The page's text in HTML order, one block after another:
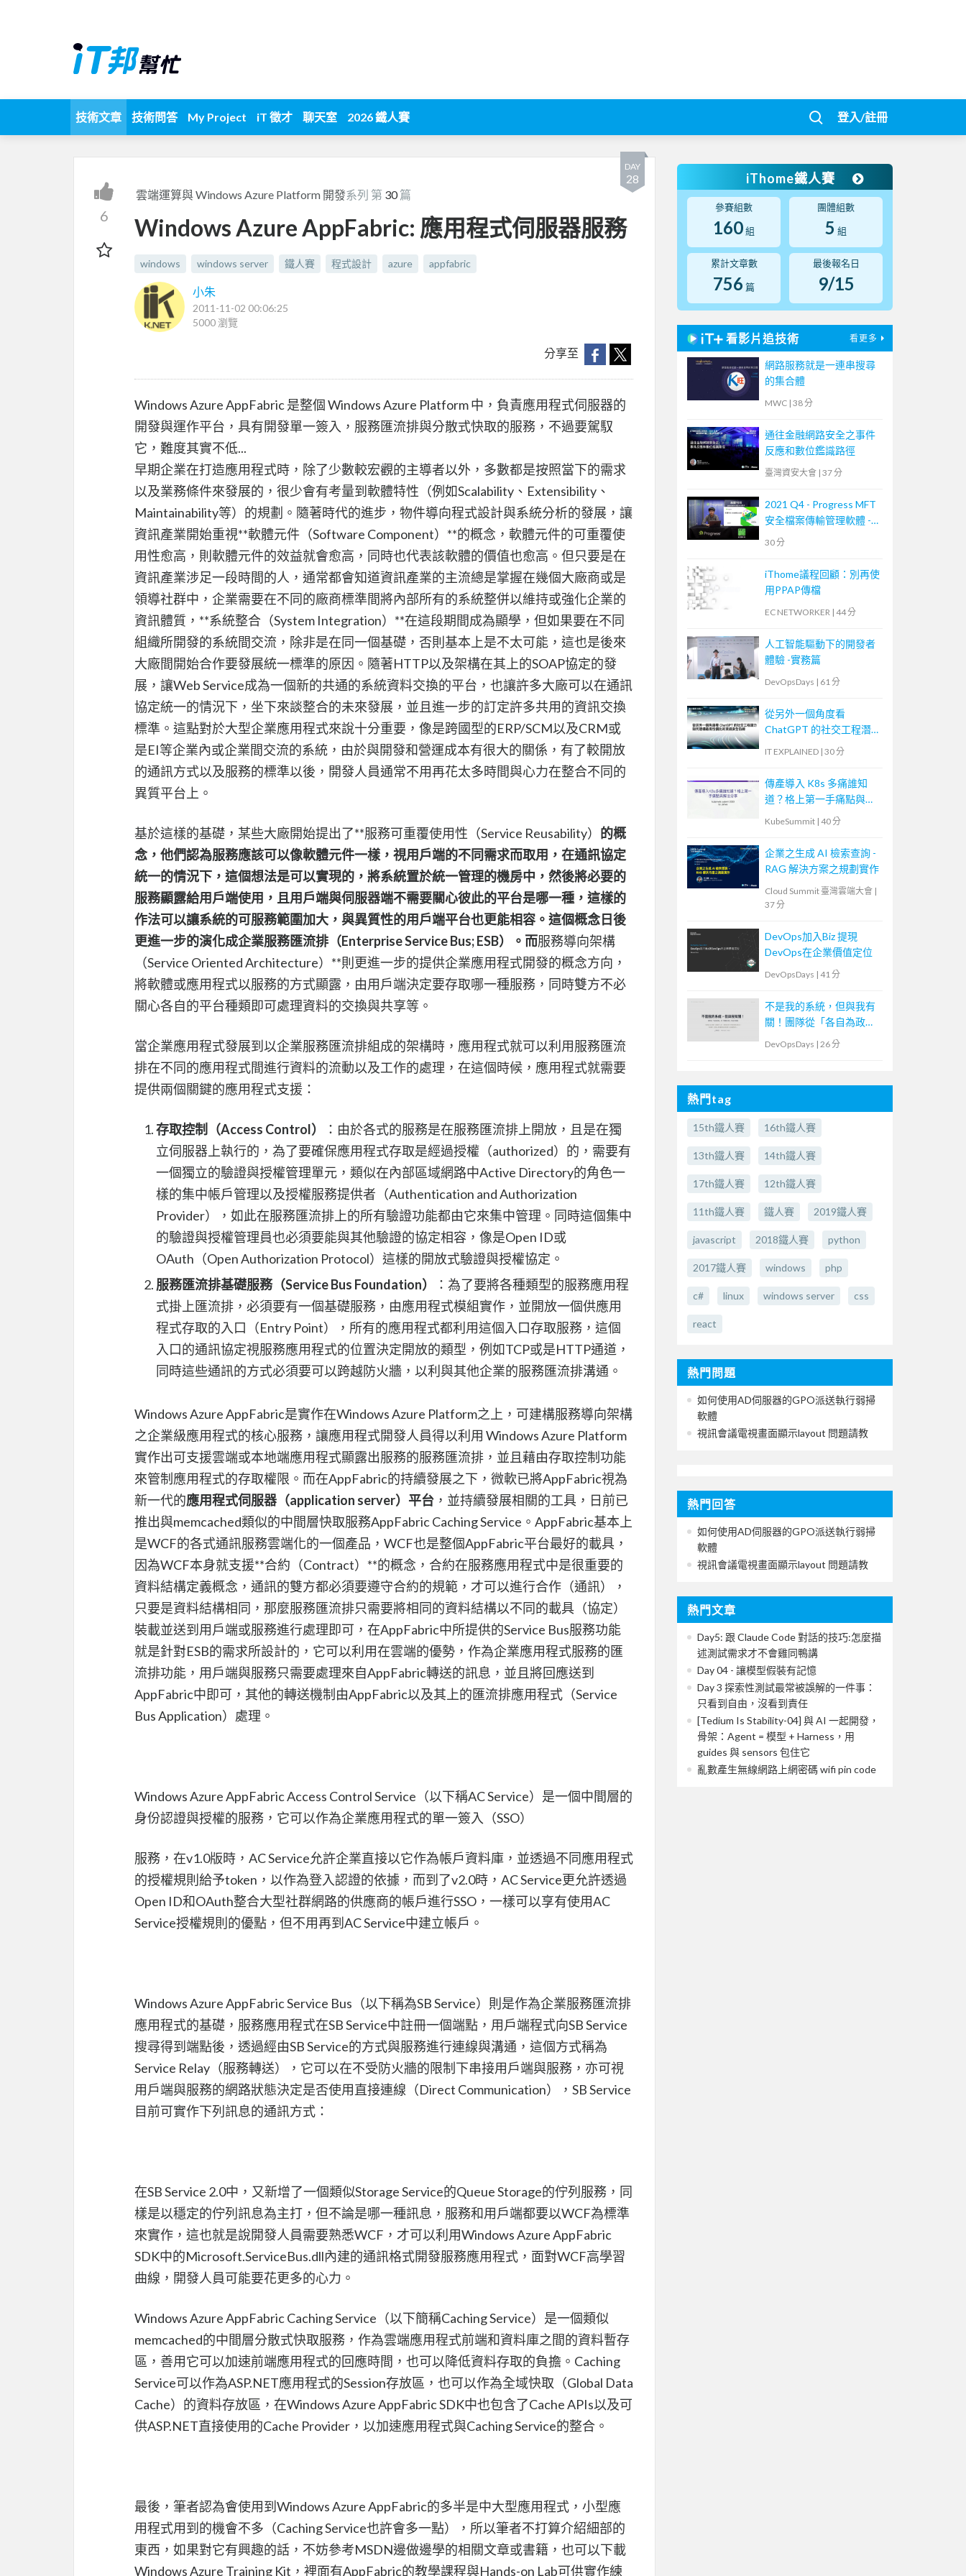
技術文章 技術問答 My Project iT 徵才 聊天室 2026 鐵人賽 登入/註冊
DAY
28
6
雲端運算與 Windows Azure Platform 開發系列 第 30篇
Windows Azure AppFabric: 應用程式伺服器服務
windows windows server 鐵人賽 程式設計 azure appfabric
小朱
2011-11-02 00:06:25
5000 瀏覽
分享至
Windows Azure AppFabric 是整個 Windows Azure Platform 中，負責應用程式伺服器的
開發與運作平台，具有開發單一簽入，服務匯流排與分散式快取的服務，不過要駕馭
它，難度其實不低...
早期企業在打造應用程式時，除了少數較宏觀的主導者以外，多數都是按照當下的需求
以及業務條件來發展的，很少會有考量到軟體特性（例如Scalability、Extensibility、
Maintainability等）的規劃。隨著時代的進步，物件導向程式設計與系統分析的發展，讓
資訊產業開始重視**軟體元件（Software Component）**的概念，軟體元件的可重覆使
用性愈高，則軟體元件的效益就會愈高，同時也代表該軟體的價值也愈高。但只要是在
資訊產業涉足一段時間的人，通常都會知道資訊產業的主流總是掌握在幾個大廠商或是
領導社群中，企業需要在不同的廠商標準間將內部所有的系統整併以維持或強化企業的
資訊體質，**系統整合（System Integration）**在這段期間成為顯學，但如果要在不同
組織所開發的系統間交流，除非是在同一個基礎，否則基本上是不太可能，這也是後來
大廠間開始合作要發展統一標準的原因。隨著HTTP以及架構在其上的SOAP協定的發
展，讓Web Service成為一個新的共通的系統資料交換的平台，也讓許多大廠可以在通訊
協定統一的情況下，坐下來談整合的未來發展，並且進一步的訂定許多共用的資訊交換
標準。這點對於大型企業應用程式來說十分重要，像是跨國型的ERP/SCM以及CRM或
是EI等企業內或企業間交流的系統，由於與開發和營運成本有很大的關係，有了較開放
的通訊方式以及服務的標準以後，開發人員通常不用再花太多時間與心力在整合不同的
異質平台上。
基於這樣的基礎，某些大廠開始提出了**服務可重覆使用性（Service Reusability） 的概
念，他們認為服務應該可以像軟體元件一樣，視用戶端的不同需求而取用，在通訊協定
統一的情況下，這個想法是可以實現的，將系統置於統一管理的機房中，然後將必要的
服務顯露給用戶端使用，且用戶端與伺服器端不需要關心彼此的平台是哪一種，這樣的
作法可以讓系統的可服務範圍加大，與異質性的用戶端平台也更能相容。這個概念日後
更進一步的演化成企業服務匯流排（Enterprise Service Bus; ESB）。而服務導向架構
（Service Oriented Architecture）**則更進一步的提供企業應用程式開發的概念方向，
將軟體或應用程式以服務的方式顯露，由用戶端決定要存取哪一種服務，同時雙方不必
關心各自的平台種類即可處理資料的交換與共享等。
當企業應用程式發展到以企業服務匯流排組成的架構時，應用程式就可以利用服務匯流
排在不同的應用程式間進行資料的流動以及工作的處理，在這個時候，應用程式就需要
提供兩個關鍵的應用程式支援：
存取控制（Access Control）
：由於各式的服務是在服務匯流排上開放，且是在獨
立伺服器上執行的，為了要確保應用程式存取是經過授權（authorized）的，需要有
一個獨立的驗證與授權管理單元，類似在內部區域網路中Active Directory的角色一
樣的集中帳戶管理以及授權服務提供者（Authentication and Authorization
Provider），如此在服務匯流排上的所有驗證功能都由它來集中管理。同時這個集中
的驗證與授權管理員也必須要能與其他驗證的協定相容，像是Open ID或
OAuth（Open Authorization Protocol）這樣的開放式驗證與授權協定。
服務匯流排基礎服務（Service Bus Foundation）
：為了要將各種類型的服務應用程
式掛上匯流排，必須要有一個基礎服務，由應用程式模組實作，並開放一個供應用
程式存取的入口（Entry Point），所有的應用程式都利用這個入口存取服務，這個
入口的通訊協定視服務應用程式的位置決定開放的類型，例如TCP或是HTTP通道，
同時這些通訊的方式必須要可以跨越防火牆，以利與其他企業的服務匯流排溝通。
Windows Azure AppFabric是實作在Windows Azure Platform之上，可建構服務導向架構
之企業級應用程式的核心服務，讓應用程式開發人員得以利用 Windows Azure Platform
實作出可支援雲端或本地端應用程式顯露出服務的服務匯流排，並且藉由存取控制功能
來管制應用程式的存取權限。而在AppFabric的持續發展之下，微軟已將AppFabric視為
新一代的應用程式伺服器（application server）平台 ，並持續發展相關的工具，日前已
推出與memcached類似的中間層快取服務AppFabric Caching Service。AppFabric基本上
是WCF的各式通訊服務雲端化的一個產品，WCF也是整個AppFabric平台最好的載具，
因為WCF本身就支援**合約（Contract）**的概念，合約在服務應用程式中是很重要的
資料結構定義概念，通訊的雙方都必須要遵守合約的規範，才可以進行合作（通訊），
只要是資料結構相同，那麼服務匯流排只需要將相同的資料結構以不同的載具（協定）
裝載並送到用戶端或服務進行處理即可，在AppFabric中所提供的Service Bus服務功能
就是針對ESB的需求所設計的，它可以利用在雲端的優勢，作為企業應用程式服務的匯
流排功能，用戶端與服務只需要處理來自AppFabric轉送的訊息，並且將回應送到
AppFabric中即可，其他的轉送機制由AppFabric以及其上的匯流排應用程式（Service
Bus Application）處理。
Windows Azure AppFabric Access Control Service（以下稱AC Service）是一個中間層的
身份認證與授權的服務，它可以作為企業應用程式的單一簽入（SSO）
服務，在v1.0版時，AC Service允許企業直接以它作為帳戶資料庫，並透過不同應用程式
的授權規則給予token，以作為登入認證的依據，而到了v2.0時，AC Service更允許透過
Open ID和OAuth整合大型社群網路的供應商的帳戶進行SSO，一樣可以享有使用AC
Service授權規則的優點，但不用再到AC Service中建立帳戶。
Windows Azure AppFabric Service Bus（以下稱為SB Service）則是作為企業服務匯流排
應用程式的基礎，服務應用程式在SB Service中註冊一個端點，用戶端程式向SB Service
搜尋得到端點後，透過經由SB Service的方式與服務進行連線與溝通，這個方式稱為
Service Relay（服務轉送），它可以在不受防火牆的限制下串接用戶端與服務，亦可視
用戶端與服務的網路狀態決定是否使用直接連線（Direct Communication），SB Service
目前可實作下列訊息的通訊方式：
在SB Service 2.0中，又新增了一個類似Storage Service的Queue Storage的佇列服務，同
樣是以穩定的佇列訊息為主打，但不論是哪一種訊息，服務和用戶端都要以WCF為標準
來實作，這也就是說開發人員需要熟悉WCF，才可以利用Windows Azure AppFabric
SDK中的Microsoft.ServiceBus.dll內建的通訊格式開發服務應用程式，面對WCF高學習
曲線，開發人員可能要花更多的心力。
Windows Azure AppFabric Caching Service（以下簡稱Caching Service）是一個類似
memcached的中間層分散式快取服務，作為雲端應用程式前端和資料庫之間的資料暫存
區，善用它可以加速前端應用程式的回應時間，也可以降低資料存取的負擔。Caching
Service可以作為ASP.NET應用程式的Session存放區，也可以作為全域快取（Global Data
Cache）的資料存放區，在Windows Azure AppFabric SDK中也包含了Cache APIs以及可
供ASP.NET直接使用的Cache Provider，以加速應用程式與Caching Service的整合。
最後，筆者認為會使用到Windows Azure AppFabric的多半是中大型應用程式，小型應
用程式用到的機會不多（Caching Service也許會多一點），所以筆者不打算介紹細部的
東西，如果對它有興趣的話，不妨參考MSDN邊做邊學的相關文章或書籍，也可以下載
Windows Azure Training Kit，裡面有AppFabric的教學課程與Hands-on Lab可供實作練
iThome鐵人賽
參賽組數
160組
團體組數
5 組
累計文章數
756 篇
最後報名日
9/15
看影片追技術 看更多
網路服務就是一連串搜尋
的集合體
MWC | 38 分
通往金融網路安全之事件
反應和數位鑑識路徑
臺灣資安大會 | 37 分
2021 Q4 - Progress MFT
安全檔案傳輸管理軟體 -
MOVEit Transfer 培訓課
30 分
iThome議程回顧：別再使
用PPAP傳檔
EC NETWORKER | 44 分
人工智能驅動下的開發者
體驗 -實務篇
DevOpsDays | 61 分
從另外一個角度看
ChatGPT 的社交工程潛
力—如何建構最高性價比
IT EXPLAINED | 30 分
傳產導入 K8s 多痛誰知
道？格上第一手痛點與解
KubeSummit | 40 分
企業之生成 AI 檢索查詢 -
RAG 解決方案之規劃實作
Cloud Summit 臺灣雲端大會 |
37 分
DevOps加入Biz 提現
DevOps在企業價值定位
DevOpsDays | 41 分
不是我的系統，但與我有
關！團隊從「各自為政」
到「群體決策」的協作實
DevOpsDays | 26 分
熱門tag
15th鐵人賽 16th鐵人賽
13th鐵人賽 14th鐵人賽
17th鐵人賽 12th鐵人賽
11th鐵人賽 鐵人賽 2019鐵人賽
javascript 2018鐵人賽 python
2017鐵人賽 windows php
c# linux windows server css
react
熱門問題
如何使用AD伺服器的GPO派送執行弱掃
軟體
視訊會議電視畫面顯示layout 問題請教
熱門回答
如何使用AD伺服器的GPO派送執行弱掃
軟體
視訊會議電視畫面顯示layout 問題請教
熱門文章
Day5: 跟 Claude Code 對話的技巧:怎麼描
述測試需求才不會雞同鴨講
Day 04 - 讓模型假裝有記憶
Day 3 探索性測試最常被誤解的一件事：
只看到自由，沒看到責任
[Tedium Is Stability-04] 與 AI 一起開發，
骨架：Agent = 模型 + Harness，用
guides 與 sensors 包住它
亂數產生無線網路上網密碼 wifi pin code